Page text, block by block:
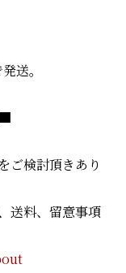
送。
ご検討頂きあり
送料、留意事項